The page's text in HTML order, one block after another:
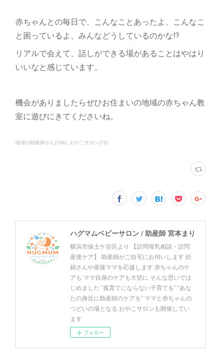
赤ちゃんとの毎日で、こんなことあったよ、こんなこ
と困っているよ、みんなどうしているのかな⁉
リアルで会えて、話しができる場があることはやはり
いいなと感じています。
機会がありましたらぜひお住まいの地域の赤ちゃん教
室に遊びにきてくださいね。
地域の助産師さん(106) おやこサロン(73)
ハグマムベビーサロン / 助産師 宮本まり
横浜市保土ケ谷区より 【訪問母乳相談・訪問
産後ケア】 助産師がご自宅にお伺いします 妊
婦さんや産後ママを応援します 赤ちゃんのケ
アも ママ自身のケアも大切に そんな思いでは
じめました ”孤育てにならない子育てを” “あな
たの身近に助産師のケアを” ママと赤ちゃんの
つどいの場となる おやこサロンも開催してい
ます
フォロー